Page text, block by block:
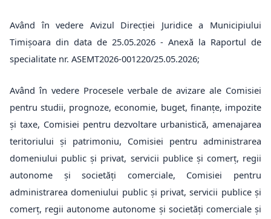
Având în vedere Avizul Direcției Juridice a Municipiului
Timișoara din data de 25.05.2026 - Anexă la Raportul de
specialitate nr. ASEMT2026-001220/25.05.2026;
Având în vedere Procesele verbale de avizare ale Comisiei
pentru studii, prognoze, economie, buget, finanțe, impozite
și taxe, Comisiei pentru dezvoltare urbanistică, amenajarea
teritoriului și patrimoniu, Comisiei pentru administrarea
domeniului public și privat, servicii publice și comerț, regii
autonome și societăți comerciale, Comisiei pentru
administrarea domeniului public și privat, servicii publice și
comerț, regii autonome autonome și societăți comerciale și